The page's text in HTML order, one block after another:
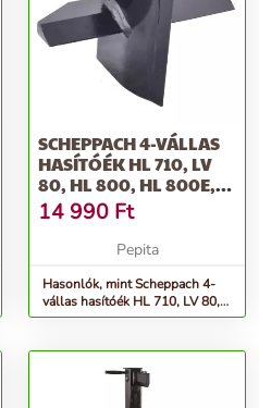
SCHEPPACH 4-VÁLLAS
HASÍTÓÉK HL 710, LV
80, HL 800, HL 800E,
HL 81...
14 990 Ft
Pepita
Hasonlók, mint Scheppach 4-
vállas hasítóék HL 710, LV 80,
HL 800, HL 800e, HL 81...